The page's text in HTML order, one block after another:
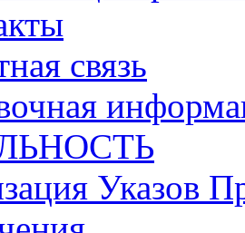
связь
Указов